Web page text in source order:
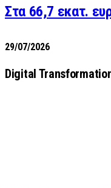
Στα 66,7 εκατ.
29/07/2026
Digital